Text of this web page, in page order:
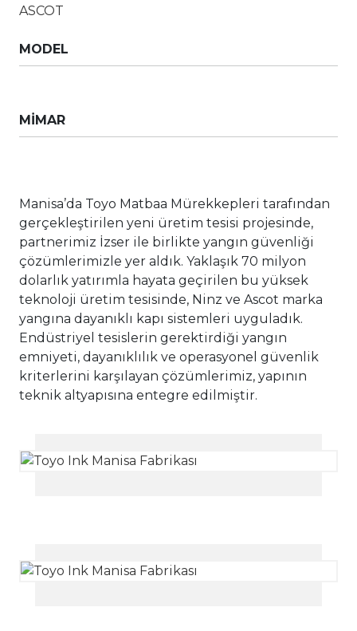
ASCOT
MODEL
MİMAR
Manisa’da Toyo Matbaa Mürekkepleri tarafından
gerçekleştirilen yeni üretim tesisi projesinde,
partnerimiz İzser ile birlikte yangın güvenliği
çözümlerimizle yer aldık. Yaklaşık 70 milyon
dolarlık yatırımla hayata geçirilen bu yüksek
teknoloji üretim tesisinde, Ninz ve Ascot marka
yangına dayanıklı kapı sistemleri uyguladık.
Endüstriyel tesislerin gerektirdiği yangın
emniyeti, dayanıklılık ve operasyonel güvenlik
kriterlerini karşılayan çözümlerimiz, yapının
teknik altyapısına entegre edilmiştir.